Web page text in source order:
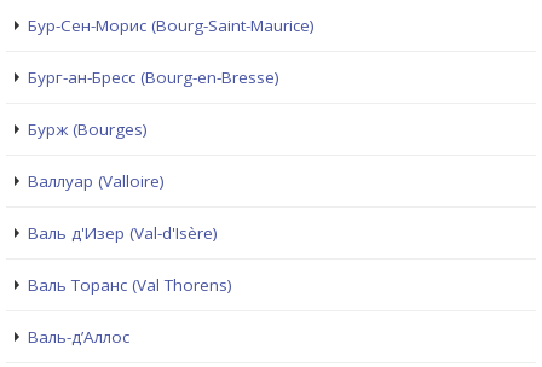
Бур-Сен-Морис (Bourg-Saint-Maurice)
Бург-ан-Бресс (Bourg-en-Bresse)
Бурж (Bourges)
Валлуар (Valloire)
Валь д'Изер (Val-d'Isère)
Валь Торанс (Val Thorens)
Валь-д’Аллос